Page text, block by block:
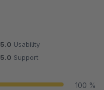
stars
5.0 Usability
5.0 Support
100 %